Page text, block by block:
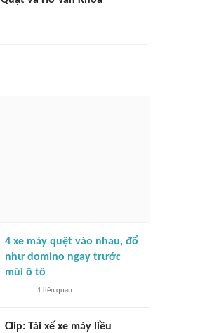
4 xe máy quệt vào nhau, đổ
như domino ngay trước
mũi ô tô
1 liên quan
Clip: Tài xế xe máy liều